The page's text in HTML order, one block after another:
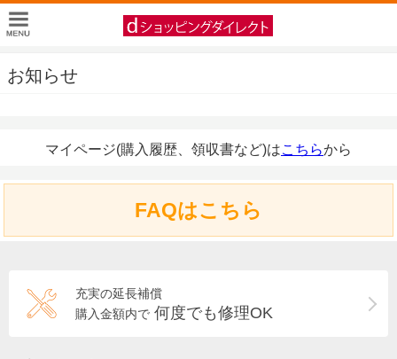
お知らせ
マイページ(購入履歴、領収書など)はこちらから
FAQはこちら
充実の延長補償
購入金額内で 何度でも修理OK